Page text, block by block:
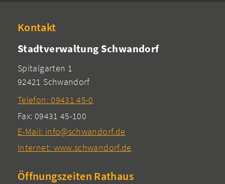
Kontakt
Stadtverwaltung Schwandorf
Spitalgarten 1
92421 Schwandorf
Telefon: 09431 45-0
Fax: 09431 45-100
E-Mail: info@schwandorf.de
Internet: www.schwandorf.de
Öffnungszeiten Rathaus